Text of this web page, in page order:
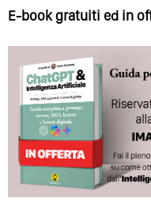
E-book gratuiti ed in